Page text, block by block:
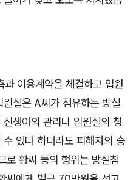
과 이용계약을 체결하고 입원
원실은 A씨가 점유하는 방실
생아의 관리나 입원실의 청
있다 하더라도 피해자의 승
로 황씨 등의 행위는 방실침